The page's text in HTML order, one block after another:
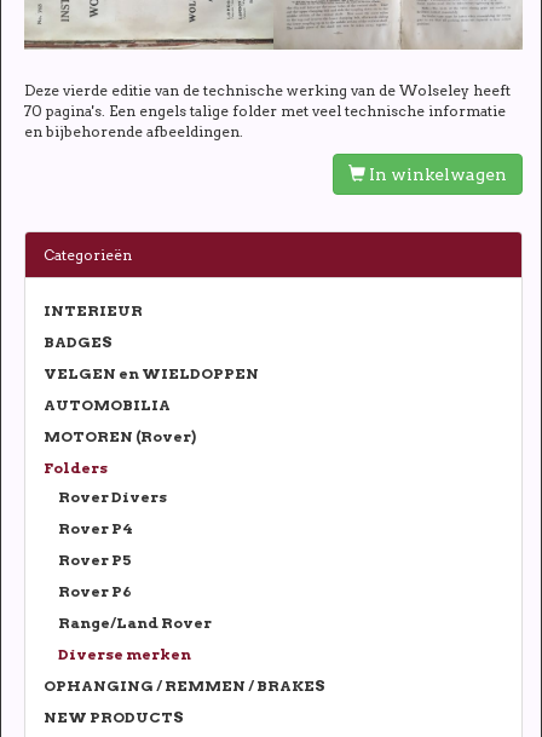
Deze vierde editie van de technische werking van de Wolseley heeft
70 pagina's. Een engels talige folder met veel technische informatie
en bijbehorende afbeeldingen.
In winkelwagen
Categorieën
INTERIEUR
BADGES
VELGEN en WIELDOPPEN
AUTOMOBILIA
MOTOREN (Rover)
Folders
Rover Divers
Rover P4
Rover P5
Rover P6
Range/Land Rover
Diverse merken
OPHANGING / REMMEN / BRAKES
NEW PRODUCTS